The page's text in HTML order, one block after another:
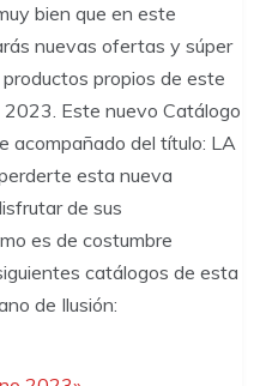
bien que en este
nuevas ofertas y súper
propios de este
Este nuevo Catálogo
acompañado del título: LA
esta nueva
de sus
es de costumbre
catálogos de esta
de Ilusión: